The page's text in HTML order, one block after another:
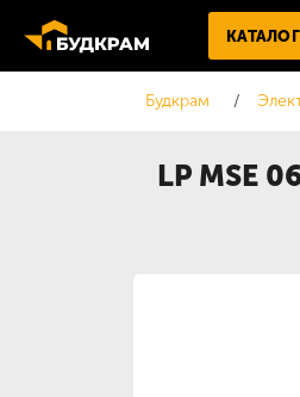
Будкрам
LP MSE